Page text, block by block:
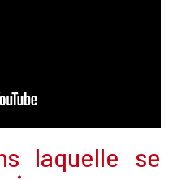
laquelle se